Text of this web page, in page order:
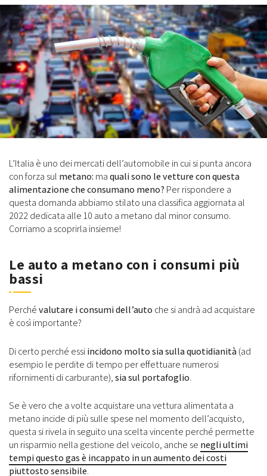
L’Italia è uno dei mercati dell’automobile in cui si punta ancora
con forza sul metano: maquali sono le vetture con questa
alimentazione che consumano meno? Per rispondere a
questa domanda abbiamo stilato una classifica aggiornata al
2022 dedicata alle 10 auto a metano dal minor consumo.
Corriamo a scoprirla insieme!
Le auto a metano con i consumi più
bassi
Perchévalutare i consumi dell’auto che si andrà ad acquistare
è così importante?
Di certo perché essiincidono molto sia sulla quotidianità(ad
esempio le perdite di tempo per effettuare numerosi
rifornimenti di carburante),sia sul portafoglio.
Se è vero che a volte acquistare una vettura alimentata a
metano incide di più sulle spese nel momento dell’acquisto,
questa si rivela in seguito una scelta vincente perché permette
un risparmio nella gestione del veicolo, anche se negli ultimi
tempi questo gas è incappato in un aumento dei costi
piuttosto sensibile.